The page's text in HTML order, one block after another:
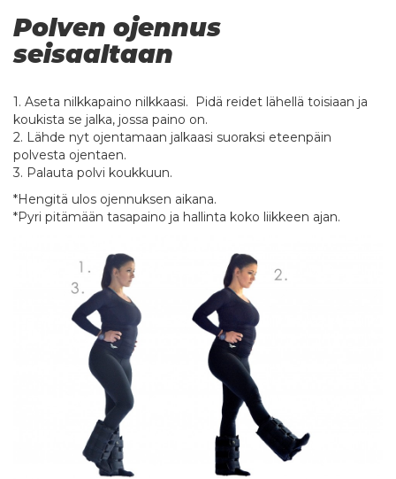
Polven ojennus
seisaaltaan
1. Aseta nilkkapaino nilkkaasi. Pidä reidet lähellä toisiaan ja
koukista se jalka, jossa paino on.
2. Lähde nyt ojentamaan jalkaasi suoraksi eteenpäin
polvesta ojentaen.
3. Palauta polvi koukkuun.
*Hengitä ulos ojennuksen aikana.
*Pyri pitämään tasapaino ja hallinta koko liikkeen ajan.